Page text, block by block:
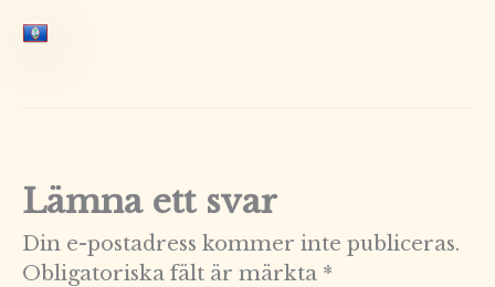
Lämna ett svar
Din e-postadress kommer inte publiceras.
Obligatoriska fält är märkta *